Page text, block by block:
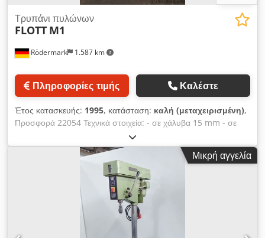
Rödermark 1.587 km
Τρυπάνι πυλώνων
FLOTT M1
Πληροφορίες τιμής Καλέστε
Έτος κατασκευής: 1995, κατάσταση: καλή (μεταχειρισμένη),
Προσφορά 22054 Τεχνικά στοιχεία: - σε χάλυβα 15 mm - σε
αλουμίνιο 18 mm - Στήριγμα ατράκτου διάτρησης MK 2 -
Βάθος διάτρησης 70 mm - Άξονας / στήλη 180 mm -
Ταχύτητες ατράκτου διάτρησης 80 - 4000 rpm - κίνηση 400 V
0,45 / 0,75 kW - Ρυθμιζόμενο σε ύψος τραπέζι διάτρησης 280
x 240 mm - απόσταση άξονα διάτρησης / τραπέζι περίπου
360 mm Dkjdpfx Apjkt N Nloasr - απόσταση άξονα
διάτρησης / πλάκα βάσης περίπου 410 mm - Απαιτούμενος
χώρος περίπου Π 280 x Υ 1700 x Β 600 mm - Βάρος περίπου
85 kg - με : - τσοκ γρήγορης λειτουργίας 1 - 13 mm - μέγγενη
Μικρή αγγελία